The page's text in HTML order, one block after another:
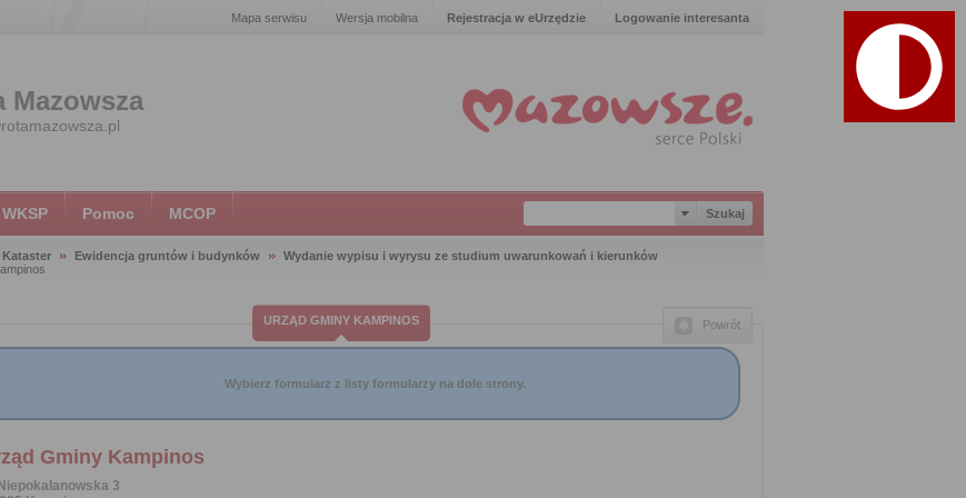
Mapa serwisu Wersja mobilna Rejestracja w eUrzędzie Logowanie interesanta
Mazowsza
WKSP Pomoc MCOP
Ewidencja gruntów i budynków
Wydanie wypisu i wyrysu ze studium uwarunkowań i kierunków
URZĄD GMINY KAMPINOS Powrót
Wybierz formularz z listy formularzy na dole strony.
Gminy Kampinos
3